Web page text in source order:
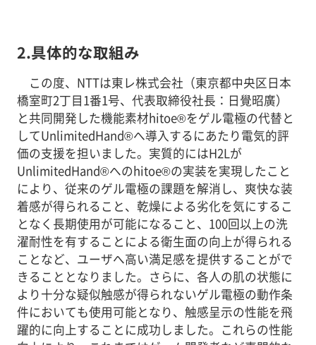
2.具体的な取組み
この度、NTTは東レ株式会社（東京都中央区日本
橋室町2丁目1番1号、代表取締役社長：日覺昭廣）
と共同開発した機能素材hitoe®をゲル電極の代替と
してUnlimitedHand®へ導入するにあたり電気的評
価の支援を担いました。実質的にはH2Lが
UnlimitedHand®へのhitoe®の実装を実現したこと
により、従来のゲル電極の課題を解消し、爽快な装
着感が得られること、乾燥による劣化を気にするこ
となく長期使用が可能になること、100回以上の洗
濯耐性を有することによる衛生面の向上が得られる
ことなど、ユーザへ高い満足感を提供することがで
きることとなりました。さらに、各人の肌の状態に
より十分な疑似触感が得られないゲル電極の動作条
件においても使用可能となり、触感呈示の性能を飛
躍的に向上することに成功しました。これらの性能